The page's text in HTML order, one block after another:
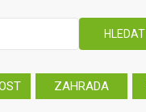
ZAHRADA